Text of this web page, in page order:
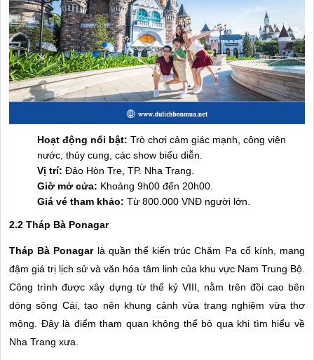
Hoạt động nổi bật: Trò chơi cảm giác mạnh, công viên
nước, thủy cung, các show biểu diễn.
Vị trí: Đảo Hòn Tre, TP. Nha Trang.
Giờ mở cửa: Khoảng 9h00 đến 20h00.
Giá vé tham khảo: Từ 800.000 VNĐ người lớn.
2.2 Tháp Bà Ponagar
Tháp Bà Ponagarlà quần thể kiến trúc Chăm Pa cổ kính, mang
đậm giá trị lịch sử và văn hóa tâm linh của khu vực Nam Trung Bộ.
Công trình được xây dựng từ thế kỷ VIII, nằm trên đồi cao bên
dòng sông Cái, tạo nên khung cảnh vừa trang nghiêm vừa thơ
mộng. Đây là điểm tham quan không thể bỏ qua khi tìm hiểu về
Nha Trang xưa.